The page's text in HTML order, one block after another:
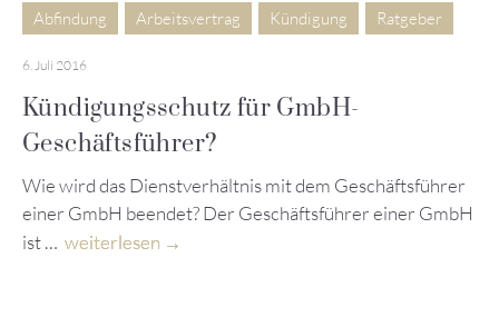
Abfindung Arbeitsvertrag Kündigung Ratgeber
6. Juli 2016
Kündigungsschutz für GmbH-
Geschäftsführer?
Wie wird das Dienstverhältnis mit dem Geschäftsführer
einer GmbH beendet? Der Geschäftsführer einer GmbH
ist … weiterlesen